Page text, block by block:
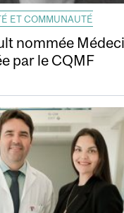
ET COMMUNAUTÉ
nommée
par le CQMF